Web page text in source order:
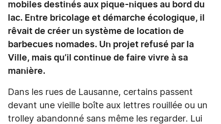
mobiles destinés aux pique-niques au bord du
lac. Entre bricolage et démarche écologique, il
rêvait de créer un système de location de
barbecues nomades. Un projet refusé par la
Ville, mais qu’il continue de faire vivre à sa
manière.
Dans les rues de Lausanne, certains passent
devant une vieille boîte aux lettres rouillée ou un
trolley abandonné sans même les regarder. Lui